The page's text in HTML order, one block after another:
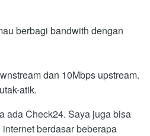
berbagi bandwith dengan
dan 10Mbps upstream.
atik.
ada Check24. Saya juga bisa
berdasar beberapa